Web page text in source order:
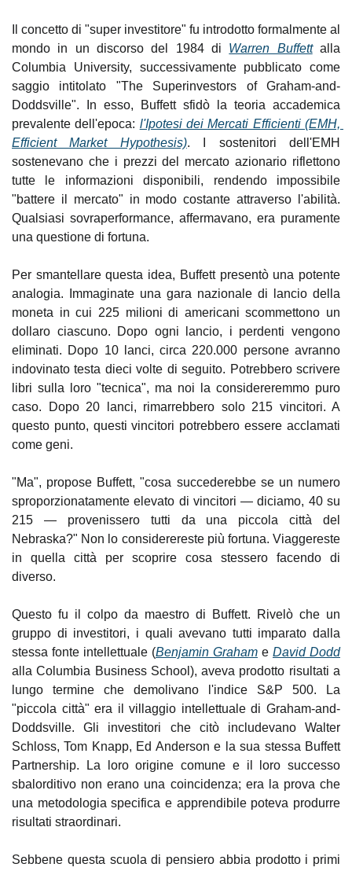
Il concetto di "super investitore" fu introdotto formalmente al
mondo in un discorso del 1984 di Warren Buffett alla
Columbia University, successivamente pubblicato come
saggio intitolato "The Superinvestors of Graham-and-
Doddsville". In esso, Buffett sfidò la teoria accademica
prevalente dell'epoca: l'Ipotesi dei Mercati Efficienti (EMH,
Efficient Market Hypothesis). I sostenitori dell'EMH
sostenevano che i prezzi del mercato azionario riflettono
tutte le informazioni disponibili, rendendo impossibile
"battere il mercato" in modo costante attraverso l'abilità.
Qualsiasi sovraperformance, affermavano, era puramente
una questione di fortuna.
Per smantellare questa idea, Buffett presentò una potente
analogia. Immaginate una gara nazionale di lancio della
moneta in cui 225 milioni di americani scommettono un
dollaro ciascuno. Dopo ogni lancio, i perdenti vengono
eliminati. Dopo 10 lanci, circa 220.000 persone avranno
indovinato testa dieci volte di seguito. Potrebbero scrivere
libri sulla loro "tecnica", ma noi la considereremmo puro
caso. Dopo 20 lanci, rimarrebbero solo 215 vincitori. A
questo punto, questi vincitori potrebbero essere acclamati
come geni.
"Ma", propose Buffett, "cosa succederebbe se un numero
sproporzionatamente elevato di vincitori — diciamo, 40 su
215 — provenissero tutti da una piccola città del
Nebraska?" Non lo considerereste più fortuna. Viaggereste
in quella città per scoprire cosa stessero facendo di
diverso.
Questo fu il colpo da maestro di Buffett. Rivelò che un
gruppo di investitori, i quali avevano tutti imparato dalla
stessa fonte intellettuale (Benjamin Graham e David Dodd
alla Columbia Business School), aveva prodotto risultati a
lungo termine che demolivano l'indice S&P 500. La
"piccola città" era il villaggio intellettuale di Graham-and-
Doddsville. Gli investitori che citò includevano Walter
Schloss, Tom Knapp, Ed Anderson e la sua stessa Buffett
Partnership. La loro origine comune e il loro successo
sbalorditivo non erano una coincidenza; era la prova che
una metodologia specifica e apprendibile poteva produrre
risultati straordinari.
Sebbene questa scuola di pensiero abbia prodotto i primi